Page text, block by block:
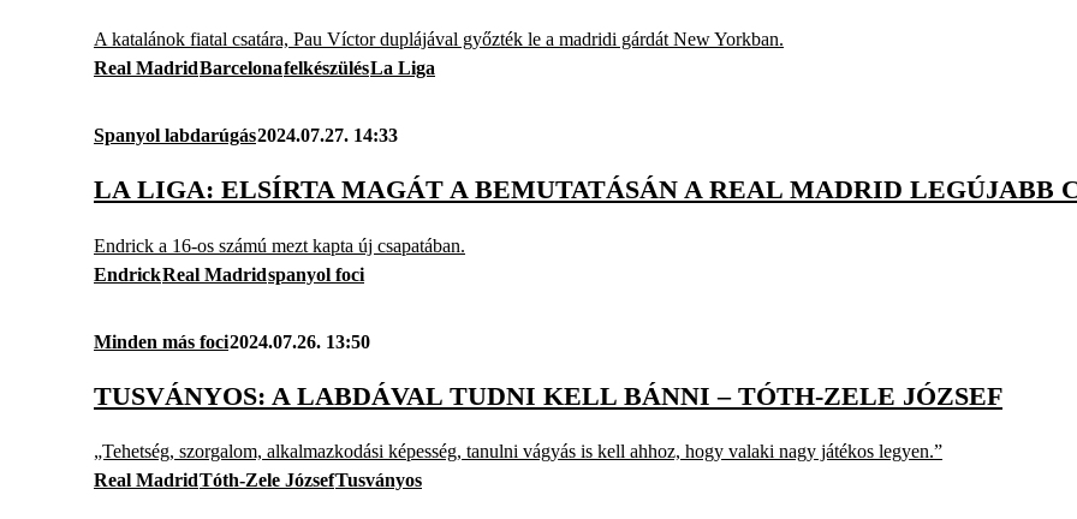
A katalánok fiatal csatára, Pau Víctor duplájával győzték le a madridi gárdát New Yorkban.
Real MadridBarcelonafelkészülésLa Liga
Spanyol labdarúgás2024.07.27. 14:33
LA LIGA: ELSÍRTA MAGÁT A BEMUTATÁSÁN A REAL MADRID LEGÚJABB
Endrick a 16-os számú mezt kapta új csapatában.
EndrickReal Madridspanyol foci
Minden más foci2024.07.26. 13:50
TUSVÁNYOS: A LABDÁVAL TUDNI KELL BÁNNI – TÓTH-ZELE JÓZSEF
„Tehetség, szorgalom, alkalmazkodási képesség, tanulni vágyás is kell ahhoz, hogy valaki nagy játékos legyen.”
Real MadridTóth-Zele JózsefTusványos